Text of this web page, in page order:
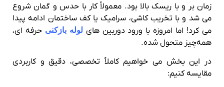
زمان‌ بر و با ریسک بالا بود. معمولاً کار با حدس و گمان شروع
می‌ شد و با تخریب کاشی، سرامیک یا کف ساختمان ادامه پیدا
می‌ کرد! اما امروزه با ورود دوربین‌ های لوله‌ بازکنی حرفه‌ ای،
همه‌چیز متحول شده.
در این بخش می‌ خواهیم کاملاً تخصصی، دقیق و کاربردی
مقایسه کنیم: